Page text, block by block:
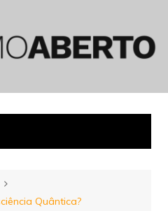
Quântica?